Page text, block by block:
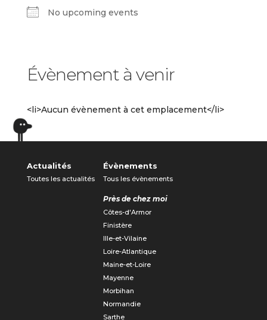
No upcoming events
Évènement à venir
<li>Aucun évènement à cet emplacement</li>
Actualités
Toutes les actualités
Évènements
Tous les évènements
Près de chez moi
Côtes-d'Armor
Finistère
Ille-et-Vilaine
Loire-Atlantique
Maine-et-Loire
Mayenne
Morbihan
Normandie
Sarthe